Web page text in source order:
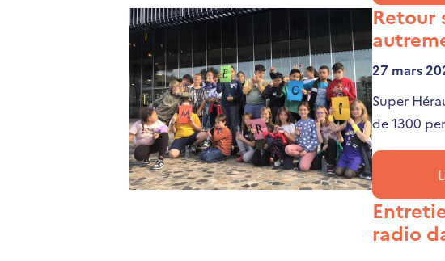
Retour
27 mars
Super
de 1300
radio